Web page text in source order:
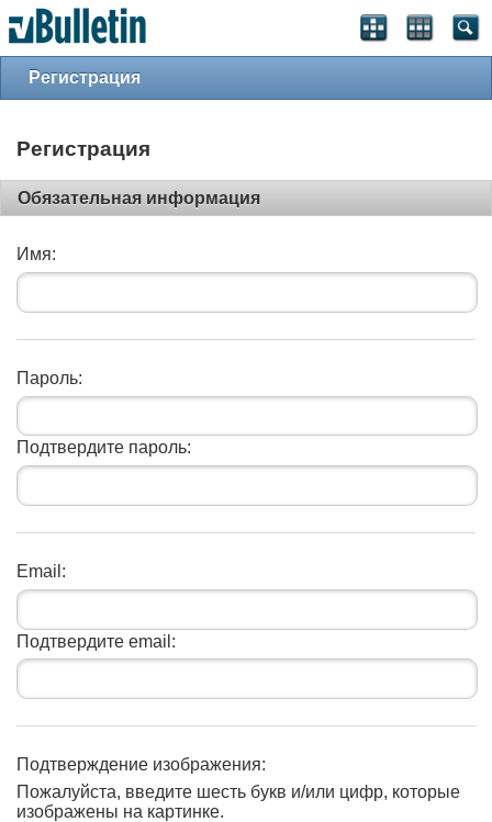
Регистрация
Регистрация
Обязательная информация
Имя:
Пароль:
Подтвердите пароль:
Email:
Подтвердите email:
Подтверждение изображения:
Пожалуйста, введите шесть букв и/или цифр, которые
изображены на картинке.